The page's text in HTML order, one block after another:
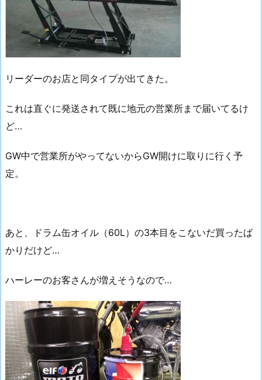
リーダーのお店と同タイプが出てきた。
これは直ぐに発送されて既に地元の営業所まで届いてるけ
ど…
GW中で営業所がやってないからGW開けに取りに行く予
定。
あと、ドラム缶オイル（60L）の3本目をこないだ買ったば
かりだけど…
ハーレーのお客さんが増えそうなので…